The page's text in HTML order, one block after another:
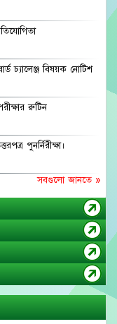
চ্যালেঞ্জ বিষয়ক নোটিশ
রুটিন
পুনর্নিরীক্ষা।
সবগুলো জানতে »